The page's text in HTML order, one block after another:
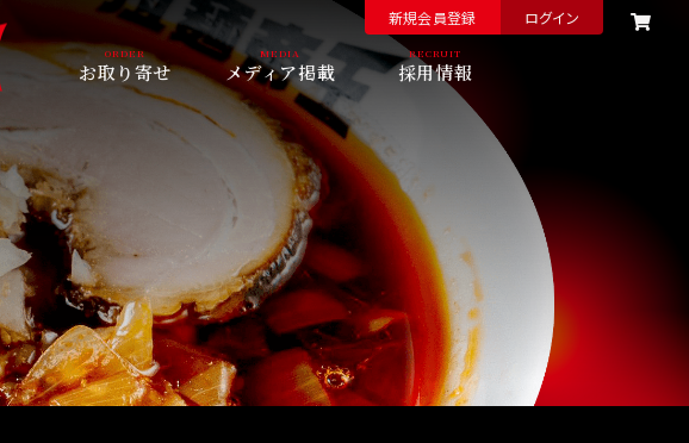
お取り寄せ メディア掲載 採用情報
新規会員登録 ログイン